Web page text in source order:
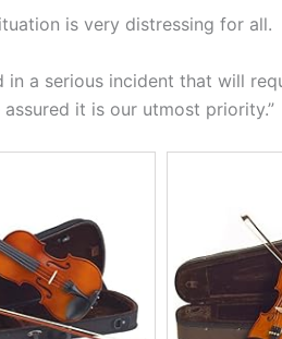
cómoda)is very distressing for all.
a serious incident that will
it is our utmost priority.”